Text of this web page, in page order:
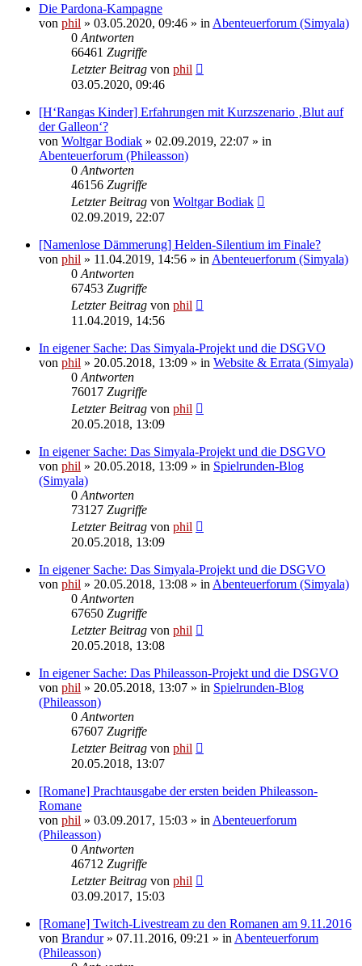
Die Pardona-Kampagne
von phil » 03.05.2020, 09:46 » in Abenteuerforum (Simyala)
0 Antworten
66461 Zugriffe
Letzter Beitrag von phil
03.05.2020, 09:46
[H‘Rangas Kinder] Erfahrungen mit Kurzszenario ‚Blut auf
der Galleon‘?
von Woltgar Bodiak » 02.09.2019, 22:07 » in
Abenteuerforum (Phileasson)
0 Antworten
46156 Zugriffe
Letzter Beitrag von Woltgar Bodiak
02.09.2019, 22:07
[Namenlose Dämmerung] Helden-Silentium im Finale?
von phil » 11.04.2019, 14:56 » in Abenteuerforum (Simyala)
0 Antworten
67453 Zugriffe
Letzter Beitrag von phil
11.04.2019, 14:56
In eigener Sache: Das Simyala-Projekt und die DSGVO
von phil » 20.05.2018, 13:09 » in Website & Errata (Simyala)
0 Antworten
76017 Zugriffe
Letzter Beitrag von phil
20.05.2018, 13:09
In eigener Sache: Das Simyala-Projekt und die DSGVO
von phil » 20.05.2018, 13:09 » in Spielrunden-Blog
(Simyala)
0 Antworten
73127 Zugriffe
Letzter Beitrag von phil
20.05.2018, 13:09
In eigener Sache: Das Simyala-Projekt und die DSGVO
von phil » 20.05.2018, 13:08 » in Abenteuerforum (Simyala)
0 Antworten
67650 Zugriffe
Letzter Beitrag von phil
20.05.2018, 13:08
In eigener Sache: Das Phileasson-Projekt und die DSGVO
von phil » 20.05.2018, 13:07 » in Spielrunden-Blog
(Phileasson)
0 Antworten
67607 Zugriffe
Letzter Beitrag von phil
20.05.2018, 13:07
[Romane] Prachtausgabe der ersten beiden Phileasson-
Romane
von phil » 03.09.2017, 15:03 » in Abenteuerforum
(Phileasson)
0 Antworten
46712 Zugriffe
Letzter Beitrag von phil
03.09.2017, 15:03
[Romane] Twitch-Livestream zu den Romanen am 9.11.2016
von Brandur» 07.11.2016, 09:21 » in Abenteuerforum
(Phileasson)